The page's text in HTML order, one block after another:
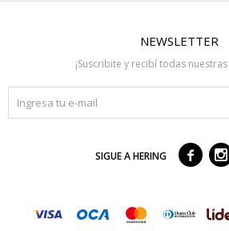
NEWSLETTER
¡Suscribite y recibí todas
SIGUE A HERING  